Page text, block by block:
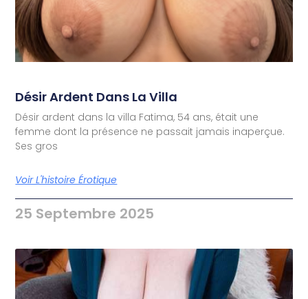
Désir Ardent Dans La Villa
Désir ardent dans la villa Fatima, 54 ans, était une
femme dont la présence ne passait jamais inaperçue.
Ses gros
Voir L'histoire Érotique
25 Septembre 2025